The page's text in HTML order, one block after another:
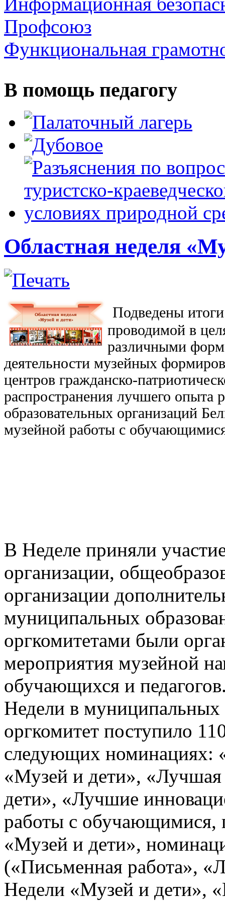
Профсоюз
Функциональная
В помощь педагогу
Областная неделя
Подведены
проводимой в
различными
деятельности музейных
центров гражданско-
распространения лучшего опыта
образовательных организаций
музейной работы с
В Неделе приняли
организации,
организации
муниципальных
оргкомитетами были
мероприятия музейной
обучающихся и
Недели в муниципальных
оргкомитет поступило
следующих номинациях:
«Музей и дети»,
дети», «Лучшие
работы с обучающимися,
«Музей и дети»,
(«Письменная работа»,
Недели «Музей и дети»,